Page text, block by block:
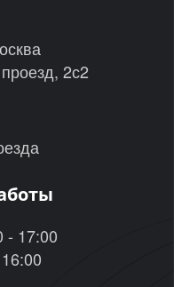
2с2
- 17:00